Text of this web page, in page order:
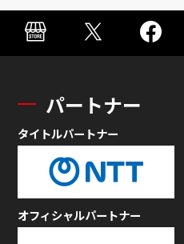
パートナー
タイトルパートナー
オフィシャルパートナー